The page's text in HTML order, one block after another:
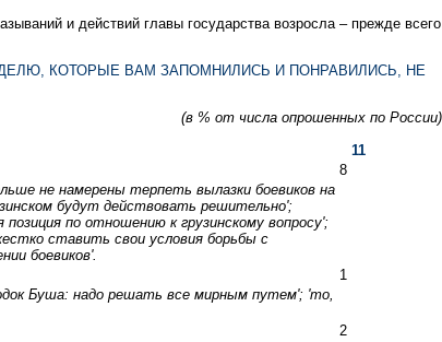
и действий главы государства возросла – прежде всего
КОТОРЫЕ ВАМ ЗАПОМНИЛИСЬ И ПОНРАВИЛИСЬ, НЕ
(в % от числа опрошенных по России)
11
8
не намерены терпеть вылазки боевиков на
будут действовать решительно';
по отношению к грузинскому вопросу';
ставить свои условия борьбы с
боевиков'.
1
Буша: надо решать все мирным путем'; 'то,
2